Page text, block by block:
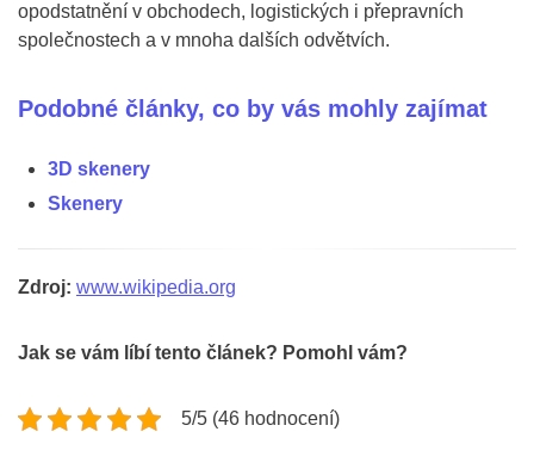
opodstatnění v obchodech, logistických i přepravních
společnostech a v mnoha dalších odvětvích.
Podobné články, co by vás mohly zajímat
3D skenery
Skenery
Zdroj: www.wikipedia.org
Jak se vám líbí tento článek? Pomohl vám?
5/5 (46 hodnocení)